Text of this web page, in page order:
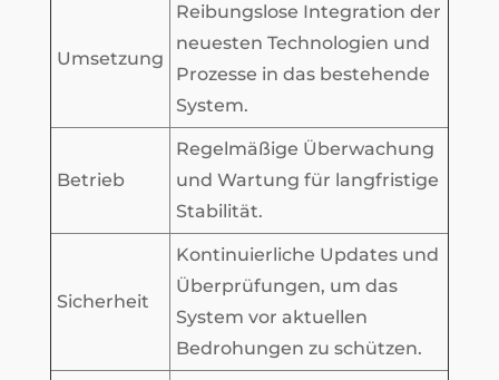
Umsetzung
Reibungslose Integration der
neuesten Technologien und
Prozesse in das bestehende
System.
Betrieb
Regelmäßige Überwachung
und Wartung für langfristige
Stabilität.
Sicherheit
Kontinuierliche Updates und
Überprüfungen, um das
System vor aktuellen
Bedrohungen zu schützen.